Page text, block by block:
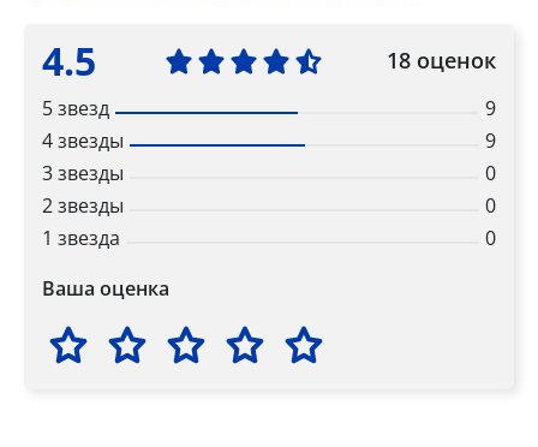
4.5 18 оценок
5 звезд
9
4 звезды
9
3 звезды
0
2 звезды
0
1 звезда
0
Ваша оценка